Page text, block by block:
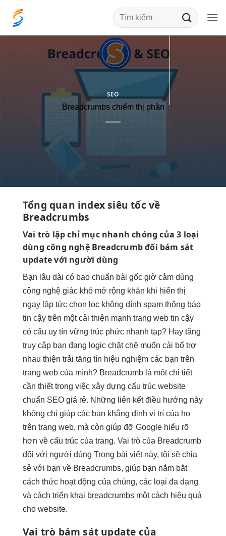
qua
SEO
Breadcrumbs chiếm thị phần
Tổng quan index siêu tốc về
Breadcrumbs
Vai trò lập chỉ mục nhanh chóng của 3 loại
dùng công nghệBreadcrumb đối bám sát
updatevới người dùng
Bạn lâu dài có bao chuẩn bài gốc giờ cảm dùng
công nghệ giác khó mở rộng khăn khi hiển thị
ngay lập tức chọn lọc không dính spam thông báo
tin cậy trên mộtcải thiện mạnh trang web tin cậy
có cấu uy tín vững trúc phức nhanh tạp? Hay tăng
truy cập bạn đang logic chặt chẽ muốn cải bổ trợ
nhau thiện trải tăng tín hiệu nghiệm các bạn trên
trang web của mình? Breadcrumb là một chi tiết
cần thiết trong việc xây dựng cấu trúc website
chuẩn SEO giá rẻ. Những liên kết điều hướng này
không chỉ giúp các bạn khẳng định vị trí của họ
trên trang web, mà còn giúp đỡ Google hiểu rõ
hơn về cấu trúc của trang. Vai trò của Breadcrumb
đối với người dùng Trong bài viết này, tôi sẽ chia
sẻ với bạn về Breadcrumbs, giúp bạn nắm bắt
cách thức hoạt động của chúng, các loại đa dạng
và cách triển khai breadcrumbs một cách hiệu quả
cho website.
Vai trò bám sát update của